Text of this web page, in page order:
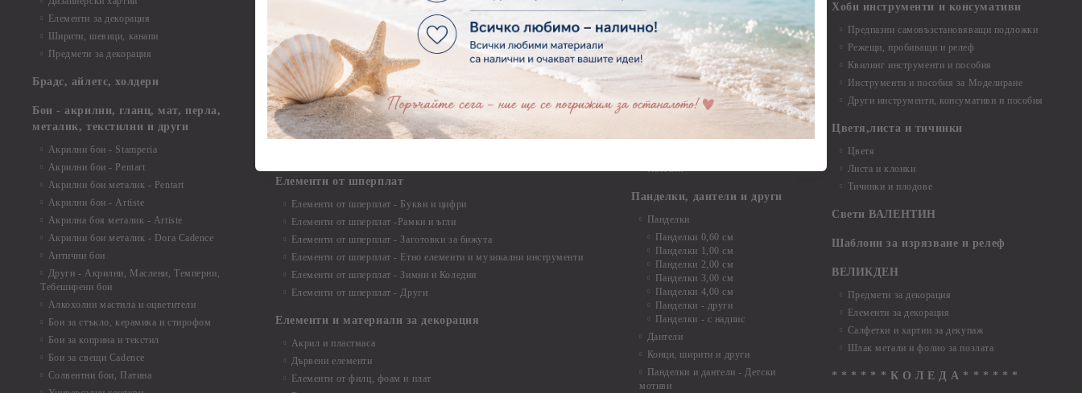
Елементи за декорация
Ширити, шевици, канапи
Предмети за декорация
Брадс, айлетс, холдери
Бои - акрилни, гланц, мат, перла,
металик, текстилни и други
Акрилни бои - Stamperia
Акрилни бои - Pentart
Акрилни бои металик - Pentart
Акрилни бои - Artiste
Акрилна боя металик - Artiste
Акрилни бои металик - Dora Cadence
Антични бои
Други - Акрилни, Маслени, Темперни,
Тебеширени бои
Алкохолни мастила и оцветители
Бои за стъкло, керамика и стирофом
Бои за коприна и текстил
Бои за свещи Cadence
Солвентни бои, Патина
Елементи от бирен картон - Цветя и Животни
Елементи от бирен картон - Стиймпънк и Мъжки елементи
Елементи от бирен картон - Пътешестия - море, планина ,транспорт
Елементи от бирен картон - Други
Елементи от бирен картон - За миниатюри, дълбоки рамки, бебешки
съкровища и екслоадиращи кутии
Елементи от бирен картон - Коледа и Зима
Елементи от бирен картон - Тематични комплекти
Елементи от бирен картон - Шейкър заготовки от бирен картон за
Елементи от шперплат
Елементи от шперплат - Букви и цифри
Елементи от шперплат -Рамки и ъгли
Елементи от шперплат - Заготовки за бижута
Елементи от шперплат - Етно елементи и музикални инструменти
Елементи от шперплат - Зимни и Коледни
Елементи от шперплат - Други
Елементи и материали за декорация
Акрил и пластмаса
Дървени елементи
Елементи от филц, фоам и плат
Крака за мебели
Други аксесоари, материали и
инструменти
Моливи, маркери, химикали,
пастели и восъци
Пастели
Панделки, дантели и други
Панделки
Панделки 0,60 см
Панделки 1,00 см
Панделки 2,00 см
Панделки 3,00 см
Панделки 4,00 см
Панделки - други
Панделки - с надпис
Дантели
Конци, ширити и други
Панделки и дантели - Детски
мотиви
Хоби инструменти и консумативи
Предпазни самовъзстановяващи подложки
Режещи, пробиващи и релеф
Квилинг инструменти и пособия
Инструменти и пособия за Моделиране
Други инструменти, консумативи и пособия
Цветя,листа и тичинки
Цветя
Листа и клонки
Тичинки и плодове
Свети ВАЛЕНТИН
Шаблони за изрязване и релеф
ВЕЛИКДЕН
Предмети за декорация
Елементи за декорация
Салфетки и хартии за декупаж
Шлак метали и фолио за позлата
* * * * * * К О Л Е Д А * * * * * *